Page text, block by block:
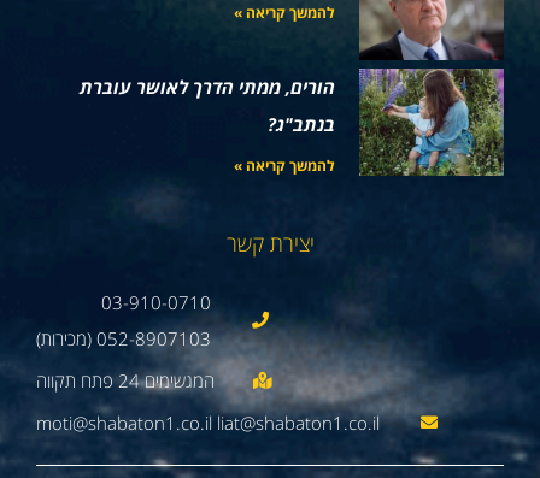
להמשך קריאה »
הורים, ממתי הדרך לאושר עוברת
בנתב"ג?
להמשך קריאה »
יצירת קשר
03-910-0710
052-8907103 (מכירות)
moti@shabaton1.co.il liat@shabaton1.co.il